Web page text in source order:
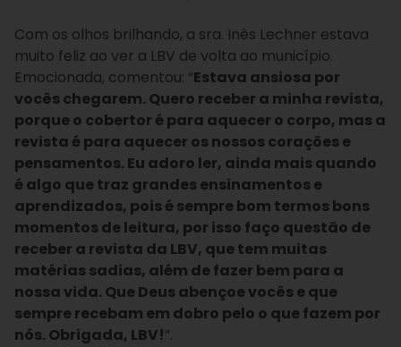
Com os olhos brilhando, a sra. Inês Lechner estava
muito feliz ao ver a LBV de volta ao município.
Emocionada, comentou: “Estava ansiosa por
vocês chegarem. Quero receber a minha revista,
porque o cobertor é para aquecer o corpo, mas a
revista é para aquecer os nossos corações e
pensamentos. Eu adoro ler, ainda mais quando
é algo que traz grandes ensinamentos e
aprendizados, pois é sempre bom termos bons
momentos de leitura, por isso faço questão de
receber a revista da LBV, que tem muitas
matérias sadias, além de fazer bem para a
nossa vida. Que Deus abençoe vocês e que
sempre recebam em dobro pelo o que fazem por
nós. Obrigada, LBV!”.